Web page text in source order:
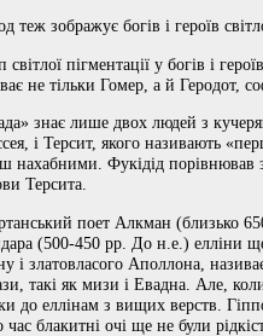
теж зображує богів і героїв
світлої пігментації у богів і
не тільки Гомер, а й Геродот,
знає лише двох людей з
і Терсит, якого називають
нахабними. Фукідід порівнював
Терсита.
поет Алкман (близько
(500-450 рр. До н.е.) елліни
і златовласого Аполлона,
такі як мизи і Евадна. Але,
до еллінам з вищих верств.
час блакитні очі ще не були